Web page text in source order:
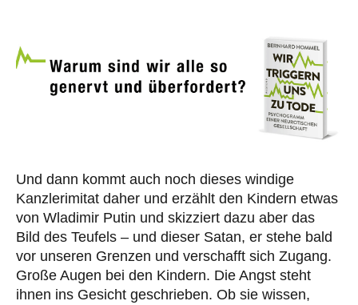
Und dann kommt auch noch dieses windige
Kanzlerimitat daher und erzählt den Kindern etwas
von Wladimir Putin und skizziert dazu aber das
Bild des Teufels – und dieser Satan, er stehe bald
vor unseren Grenzen und verschafft sich Zugang.
Große Augen bei den Kindern. Die Angst steht
ihnen ins Gesicht geschrieben. Ob sie wissen,